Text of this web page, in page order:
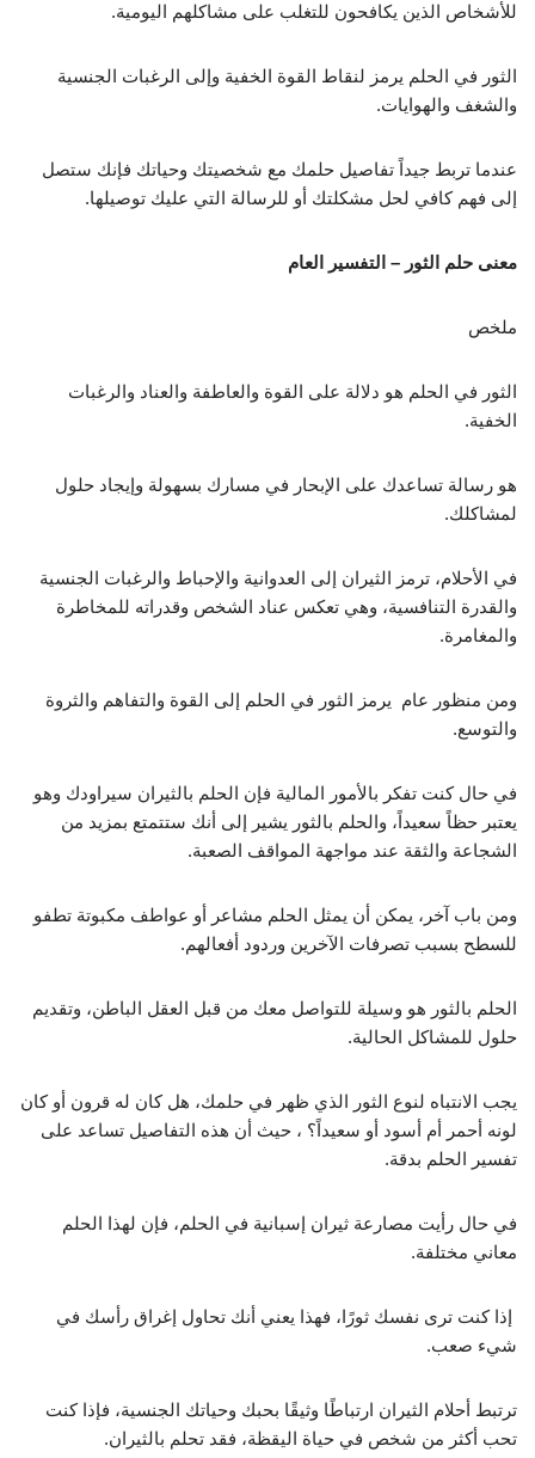
للأشخاص الذين يكافحون للتغلب على مشاكلهم اليومية.
الثور في الحلم يرمز لنقاط القوة الخفية وإلى الرغبات الجنسية
والشغف والهوايات.
عندما تربط جيداً تفاصيل حلمك مع شخصيتك وحياتك فإنك ستصل
إلى فهم كافي لحل مشكلتك أو للرسالة التي عليك توصيلها.
معنى حلم الثور – التفسير العام
ملخص
الثور في الحلم هو دلالة على القوة والعاطفة والعناد والرغبات
الخفية.
هو رسالة تساعدك على الإبحار في مسارك بسهولة وإيجاد حلول
لمشاكلك.
في الأحلام، ترمز الثيران إلى العدوانية والإحباط والرغبات الجنسية
والقدرة التنافسية، وهي تعكس عناد الشخص وقدراته للمخاطرة
والمغامرة.
ومن منظور عام يرمز الثور في الحلم إلى القوة والتفاهم والثروة
والتوسع.
في حال كنت تفكر بالأمور المالية فإن الحلم بالثيران سيراودك وهو
يعتبر حظاً سعيداً، والحلم بالثور يشير إلى أنك ستتمتع بمزيد من
الشجاعة والثقة عند مواجهة المواقف الصعبة.
ومن باب آخر، يمكن أن يمثل الحلم مشاعر أو عواطف مكبوتة تطفو
للسطح بسبب تصرفات الآخرين وردود أفعالهم.
الحلم بالثور هو وسيلة للتواصل معك من قبل العقل الباطن، وتقديم
حلول للمشاكل الحالية.
يجب الانتباه لنوع الثور الذي ظهر في حلمك، هل كان له قرون أو كان
لونه أحمر أم أسود أو سعيداً؟ ، حيث أن هذه التفاصيل تساعد على
تفسير الحلم بدقة.
في حال رأيت مصارعة ثيران إسبانية في الحلم، فإن لهذا الحلم
معاني مختلفة.
إذا كنت ترى نفسك ثورًا، فهذا يعني أنك تحاول إغراق رأسك في
شيء صعب.
ترتبط أحلام الثيران ارتباطًا وثيقًا بحبك وحياتك الجنسية، فإذا كنت
تحب أكثر من شخص في حياة اليقظة، فقد تحلم بالثيران.